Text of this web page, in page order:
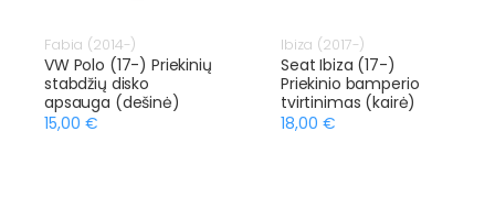
Fabia (2014-)
VW Polo (17-) Priekinių
stabdžių disko
apsauga (dešinė)
15,00 €
Ibiza (2017-)
Seat Ibiza (17-)
Priekinio bamperio
tvirtinimas (kairė)
18,00 €